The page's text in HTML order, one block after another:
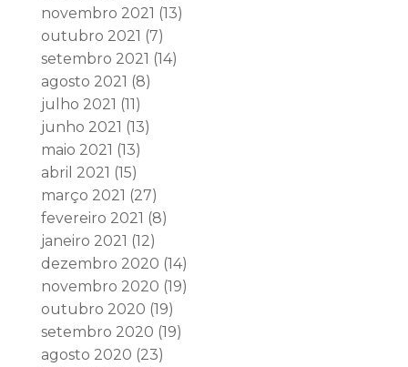
novembro 2021 (13)
outubro 2021 (7)
setembro 2021 (14)
agosto 2021 (8)
julho 2021 (11)
junho 2021 (13)
maio 2021 (13)
abril 2021 (15)
março 2021 (27)
fevereiro 2021 (8)
janeiro 2021 (12)
dezembro 2020 (14)
novembro 2020 (19)
outubro 2020 (19)
setembro 2020 (19)
agosto 2020 (23)